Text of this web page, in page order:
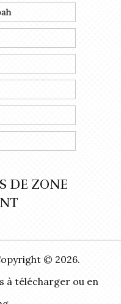
DE ZONE
© 2026.
à télécharger ou en